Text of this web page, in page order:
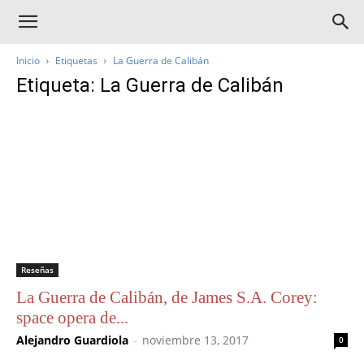
Inicio Etiquetas La Guerra de Calibán
Etiqueta: La Guerra de Calibán
Reseñas
La Guerra de Calibán, de James S.A. Corey:
space opera de...
Alejandro Guardiola - noviembre 13, 2017 0